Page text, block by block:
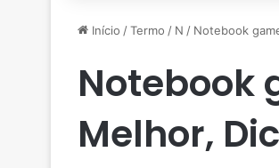
Início /Termo / N / Notebook
Notebook
Melhor,